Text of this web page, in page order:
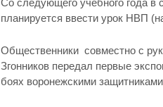
Со следующего учебного года в
планируется ввести урок НВП
Общественники совместно с
Згонников передал первые
боях воронежскими